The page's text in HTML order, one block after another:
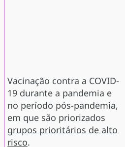
Vacinação contra a COVID-
19 durante a pandemia e
no período pós-pandemia,
em que são priorizados
grupos prioritários de alto
risco.